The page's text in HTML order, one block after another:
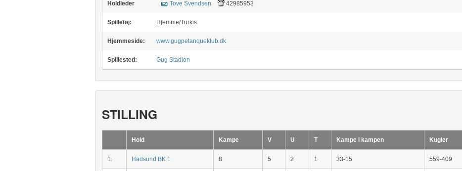
Holdleder Tove Svendsen 42985953
Spilletøj: Hjemme/Turkis
Hjemmeside: www.gugpetanqueklub.dk
Spillested: Gug Stadion
STILLING
Hold Kampe V U T Kampe i kampen Kugler
1. Hadsund BK 1 8 5 2 1 33-15 559-409